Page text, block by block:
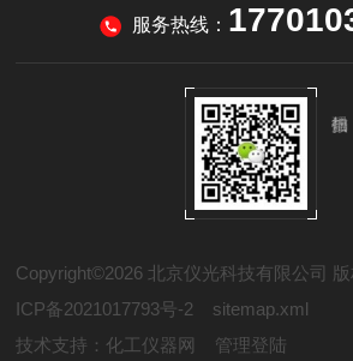
服务热线：
Copyright©2026 北京仪光科技有限公司
ICP备2021017793号-2
sitemap.xml
技术支持： 化工仪器网 管理登陆